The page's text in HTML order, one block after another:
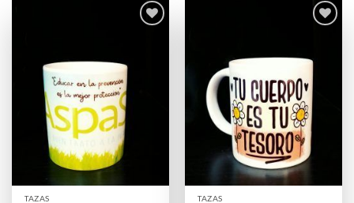
TAZAS TAZAS